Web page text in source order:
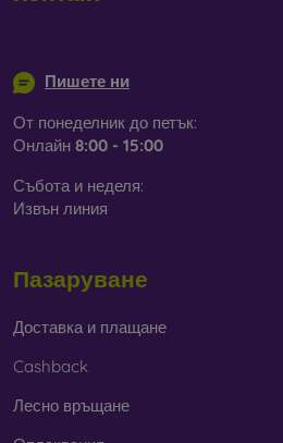
Пишете ни
От понеделник до петък:
Онлайн 8:00 - 15:00
Събота и неделя:
Извън линия
Пазаруване
Доставка и плащане
Cashback
Лесно връщане